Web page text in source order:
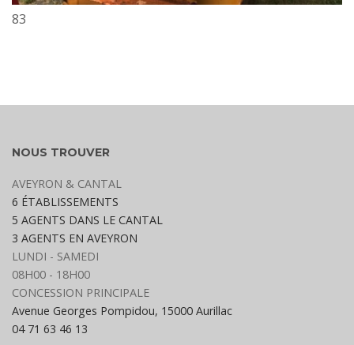
83
NOUS TROUVER
AVEYRON & CANTAL
6 ÉTABLISSEMENTS
5 AGENTS DANS LE CANTAL
3 AGENTS EN AVEYRON
LUNDI - SAMEDI
08H00 - 18H00
CONCESSION PRINCIPALE
Avenue Georges Pompidou, 15000 Aurillac
04 71 63 46 13